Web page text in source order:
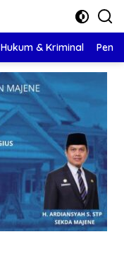
Hukum & Kriminal